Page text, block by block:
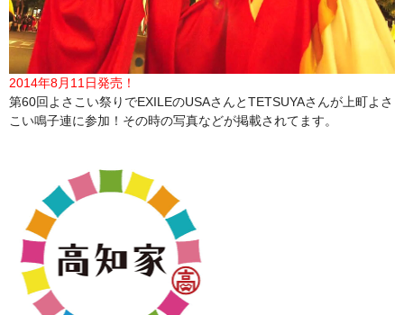
2014年8月11日発売！
第60回よさこい祭りでEXILEのUSAさんとTETSUYAさんが上町よさ
こい鳴子連に参加！その時の写真などが掲載されてます。